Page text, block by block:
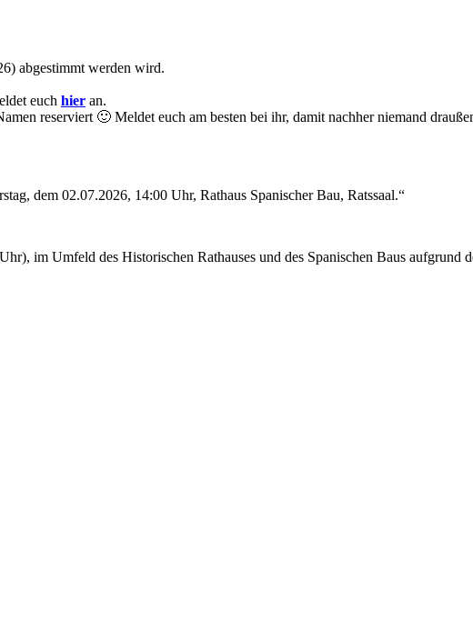
abgestimmt werden wird.
euch hier an.
reserviert 🙂 Meldet euch am besten bei ihr, damit nachher niemand
dem 02.07.2026, 14:00 Uhr, Rathaus Spanischer Bau, Ratssaal.“
im Umfeld des Historischen Rathauses und des Spanischen Baus aufgrund